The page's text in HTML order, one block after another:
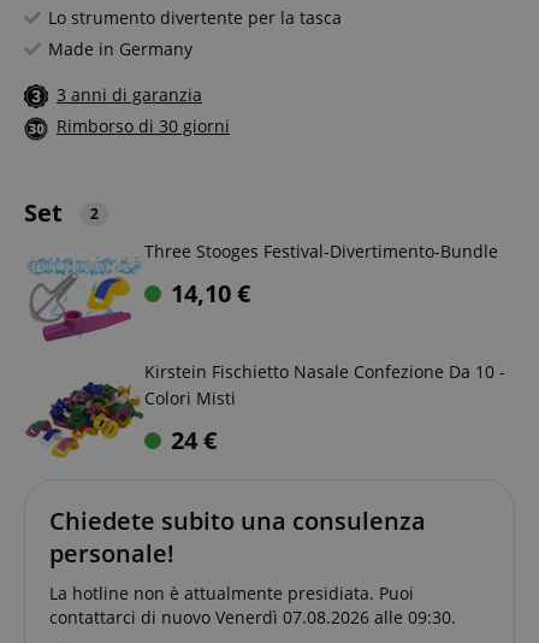
Lo strumento divertente per la tasca
Made in Germany
3 anni di garanzia
Rimborso di 30 giorni
Set 2
Three Stooges Festival-Divertimento-Bundle
14,10€
Kirstein Fischietto Nasale Confezione Da 10 -
Colori Misti
24€
Chiedete subito una consulenza
personale!
La hotline non è attualmente presidiata. Puoi
contattarci di nuovo Venerdì 07.08.2026 alle 09:30.